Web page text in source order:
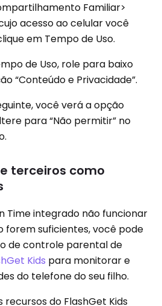
Familiar>
acesso ao celular você
em Tempo de Uso.
de Uso, role para baixo
“Conteúdo e Privacidade”.
você verá a opção
para “Não permitir” no
terceiros como
Time integrado não funcionar
forem suficientes, você pode
de controle parental de
Kids para monitorar e
do telefone do seu filho.
recursos do FlashGet Kids